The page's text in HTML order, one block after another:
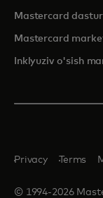
Mastercard
Mastercard
Inklyuziv o'sish
© 1994-2026
Privacy Terms